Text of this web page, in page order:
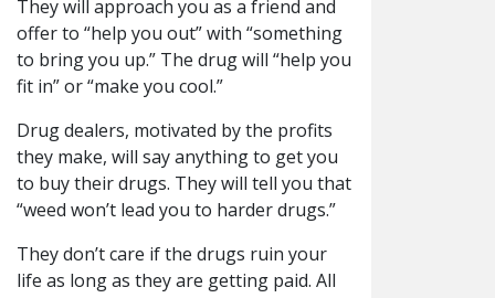
They will approach you as a friend and
offer to “help you out” with “something
to bring you up.” The drug will “help you
fit in” or “make you cool.”
Drug dealers, motivated by the profits
they make, will say anything to get you
to buy their drugs. They will tell you that
“weed won’t lead you to harder drugs.”
They don’t care if the drugs ruin your
life as long as they are getting paid. All